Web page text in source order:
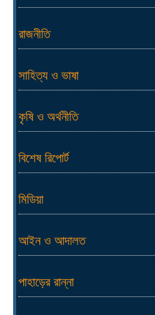
রাজনীতি
সাহিত্য ও ভাষা
কৃষি ও অর্থনীতি
বিশেষ রিপোর্ট
মিডিয়া
আইন ও আদালত
পাহাড়ের রান্না